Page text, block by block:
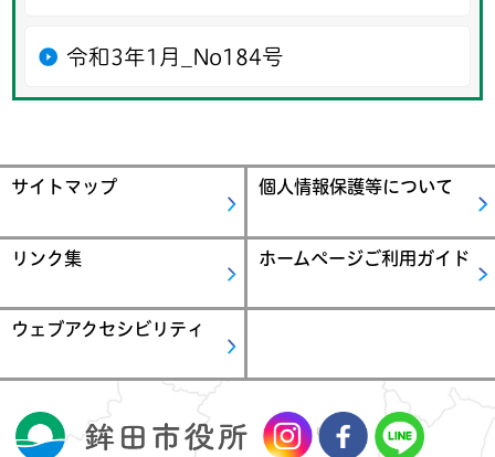
令和3年1月_No184号
サイトマップ 個人情報保護等について
リンク集 ホームページご利用ガイド
ウェブアクセシビリティ